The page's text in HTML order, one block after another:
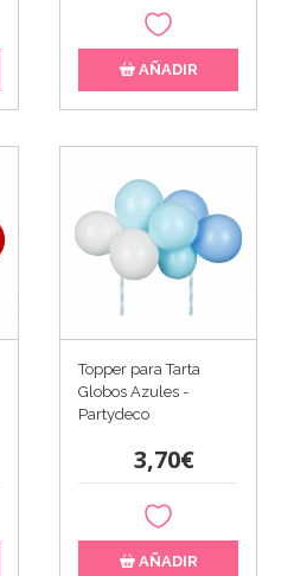
AÑADIR
Topper para Tarta
Globos Azules -
Partydeco
3,70€
AÑADIR